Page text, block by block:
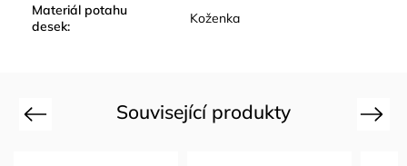
Materiál potahu
desek: Koženka
Související produkty
Previous Next